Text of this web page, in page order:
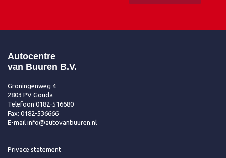
Autocentre
van Buuren B.V.
Groningenweg 4
2803 PV Gouda
Telefoon 0182-516680
Fax: 0182-536666
E-mail info@autovanbuuren.nl
Privace statement